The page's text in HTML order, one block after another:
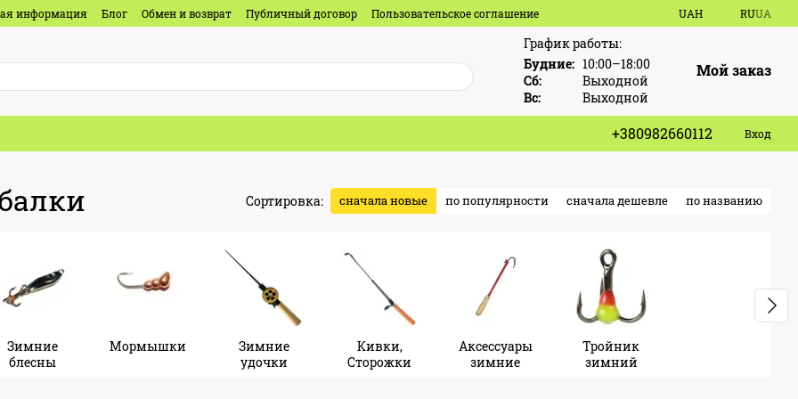
информация Блог Обмен и возврат Публичный договор
Пользовательское соглашение
UAH RUUA
График работы:
Будние: 10:00–18:00
Сб:
Выходной
Вс:
Выходной
Мой заказ
+380982660112 Вход
Сортировка: сначала новые по популярности сначала дешевле по названию
Зимние
блесны
Мормышки
Зимние
удочки
Кивки,
Сторожки
Аксессуары
зимние
Тройник
зимний